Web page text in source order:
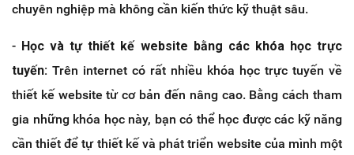
chuyên nghiệp mà không cần kiến thức kỹ thuật sâu.
- Học và tự thiết kế website bằng các khóa học trực
tuyến: Trên internet có rất nhiều khóa học trực tuyến về
thiết kế website từ cơ bản đến nâng cao. Bằng cách tham
gia những khóa học này, bạn có thể học được các kỹ năng
cần thiết để tự thiết kế và phát triển website của mình một